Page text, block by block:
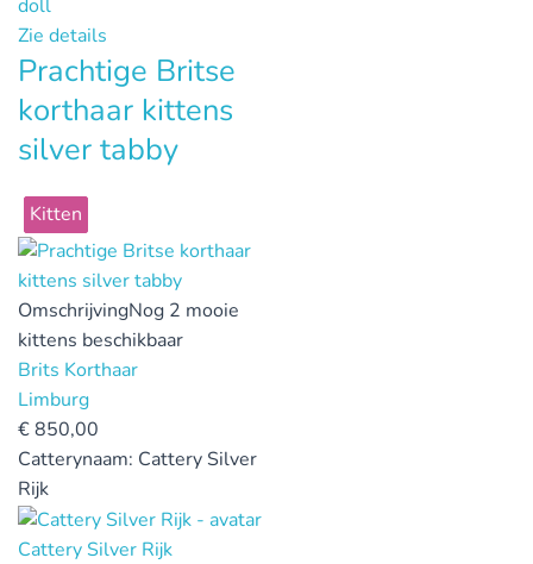
doll
Zie details
Prachtige Britse
korthaar kittens
silver tabby
Kitten
OmschrijvingNog 2 mooie
kittens beschikbaar
Brits Korthaar
Limburg
€850,00
Catterynaam: Cattery Silver
Rijk
Cattery Silver Rijk